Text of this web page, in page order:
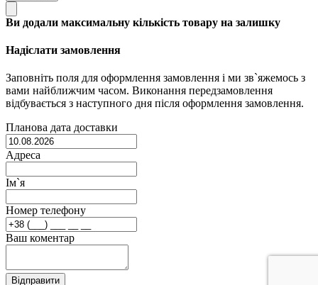
Ви додали максимальну кількість товару на залишку
Надіслати замовлення
Заповніть поля для оформлення замовлення і ми зв`яжемось з
вами найближчим часом. Виконання передзамовлення
відбувається з наступного дня після оформлення замовлення.
Планова дата доставки
Адреса
Ім`я
Номер телефону
Ваш коментар
Відправити